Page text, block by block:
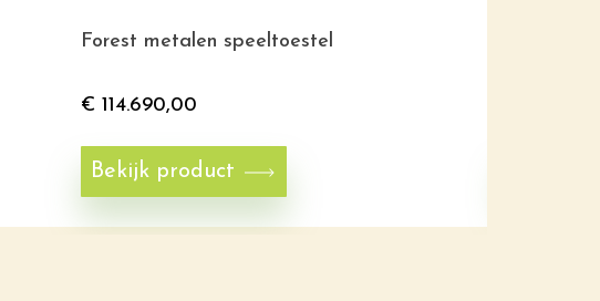
Forest metalen speeltoestel
€ 114.690,00
Bekijk product